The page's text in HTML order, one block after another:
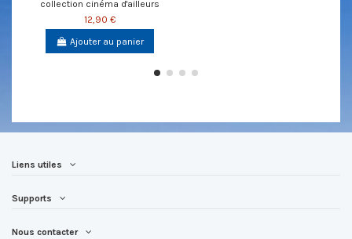
collection cinéma d'ailleurs
12,90 €
Ajouter au panier
Liens utiles
Supports
Nous contacter